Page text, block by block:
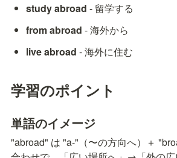
study abroad - 留学する
from abroad - 海外から
live abroad - 海外に住む
学習のポイント
単語のイメージ
"abroad" は "a-"（〜の方向へ）＋